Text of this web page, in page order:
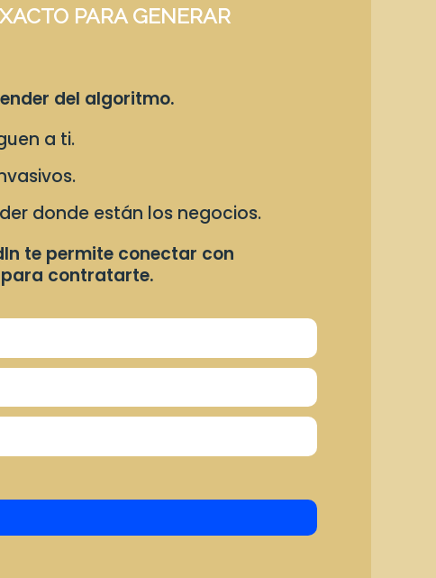
PARA GENERAR
del algoritmo.
a ti.
donde están los negocios.
te permite conectar con
para contratarte.